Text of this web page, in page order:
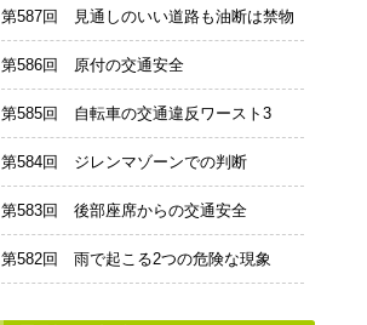
第587回 見通しのいい道路も油断は禁物
第586回 原付の交通安全
第585回 自転車の交通違反ワースト3
第584回 ジレンマゾーンでの判断
第583回 後部座席からの交通安全
第582回 雨で起こる2つの危険な現象